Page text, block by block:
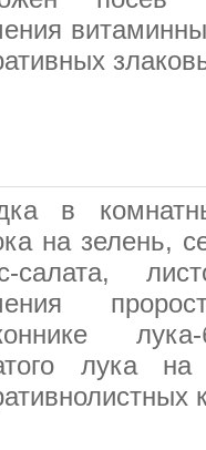
в
на зелень,
салата,
лука